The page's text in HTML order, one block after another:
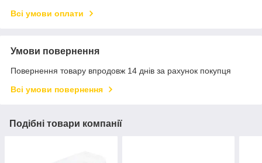
Всі умови оплати
Умови повернення
Повернення товару впродовж 14 днів за рахунок покупця
Всі умови повернення
Подібні товари компанії